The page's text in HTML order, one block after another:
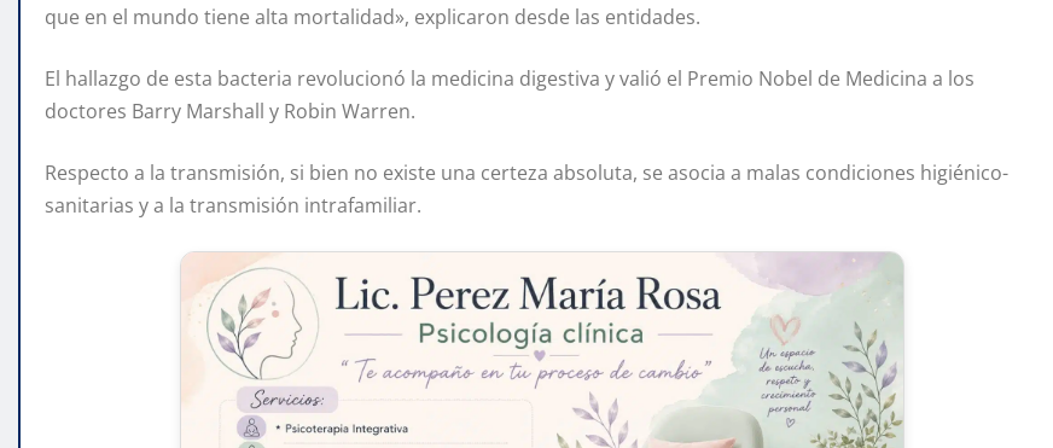
que en el mundo tiene alta mortalidad», explicaron desde las entidades.
El hallazgo de esta bacteria revolucionó la medicina digestiva y valió el Premio Nobel de Medicina a los
doctores Barry Marshall y Robin Warren.
Respecto a la transmisión, si bien no existe una certeza absoluta, se asocia a malas condiciones higiénico-
sanitarias y a la transmisión intrafamiliar.